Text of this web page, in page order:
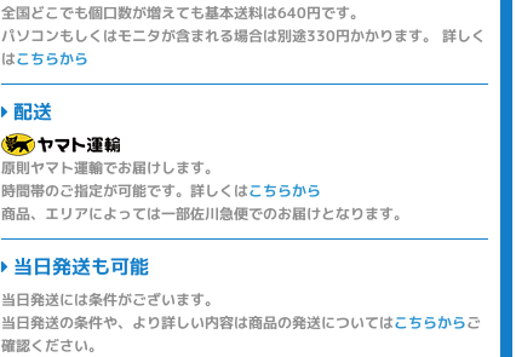
全国どこでも個口数が増えても基本送料は640円です。
パソコンもしくはモニタが含まれる場合は別途330円かかります。 詳しく
はこちらから
配送
原則ヤマト運輸でお届けします。
時間帯のご指定が可能です。詳しくはこちらから
商品、エリアによっては一部佐川急便でのお届けとなります。
当日発送も可能
当日発送には条件がございます。
当日発送の条件や、より詳しい内容は商品の発送についてはこちらからご
確認ください。